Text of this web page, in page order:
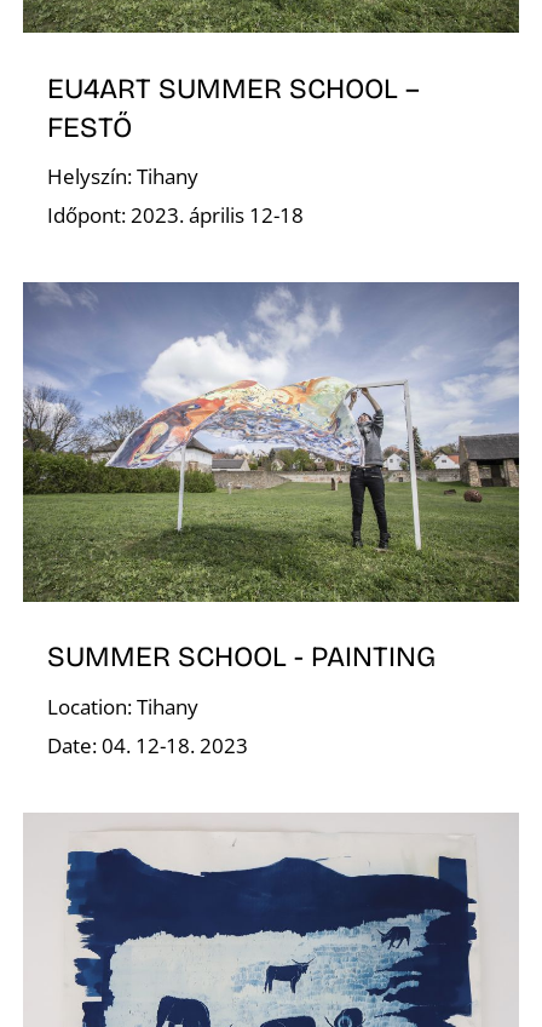
EU4ART SUMMER SCHOOL –
FESTŐ
Helyszín: Tihany
Időpont: 2023. április 12-18
SUMMER SCHOOL - PAINTING
Location: Tihany
Date: 04. 12-18. 2023